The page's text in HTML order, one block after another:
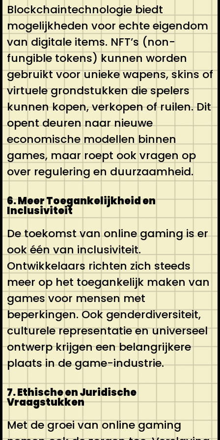
Blockchaintechnologie biedt
mogelijkheden voor echte eigendom
van digitale items. NFT’s (non-
fungible tokens) kunnen worden
gebruikt voor unieke wapens, skins of
virtuele grondstukken die spelers
kunnen kopen, verkopen of ruilen. Dit
opent deuren naar nieuwe
economische modellen binnen
games, maar roept ook vragen op
over regulering en duurzaamheid.
6. Meer Toegankelijkheid en
Inclusiviteit
De toekomst van online gaming is er
ook één van inclusiviteit.
Ontwikkelaars richten zich steeds
meer op het toegankelijk maken van
games voor mensen met
beperkingen. Ook genderdiversiteit,
culturele representatie en universeel
ontwerp krijgen een belangrijkere
plaats in de game-industrie.
7. Ethische en Juridische
Vraagstukken
Met de groei van online gaming